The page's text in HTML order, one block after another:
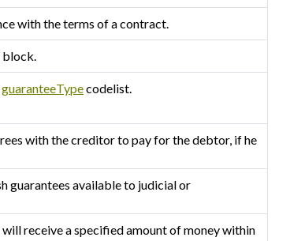
with the terms of a contract.
block.
guaranteeTypecodelist.
with the creditor to pay for the debtor, if he
guarantees available to judicial or
receive a specified amount of money within